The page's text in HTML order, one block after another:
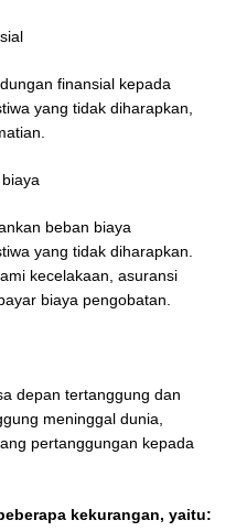
finansial kepada
yang tidak diharapkan,
beban biaya
yang tidak diharapkan.
kecelakaan, asuransi
biaya pengobatan.
depan tertanggung dan
meninggal dunia,
pertanggungan kepada
kekurangan, yaitu: